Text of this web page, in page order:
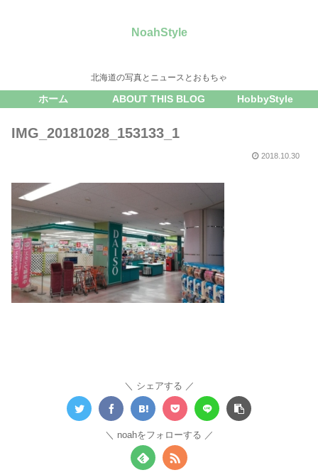
NoahStyle
北海道の写真とニュースとおもちゃ
ホーム ABOUT THIS BLOG HobbyStyle
IMG_20181028_153133_1
2018.10.30
シェアする
noahをフォローする